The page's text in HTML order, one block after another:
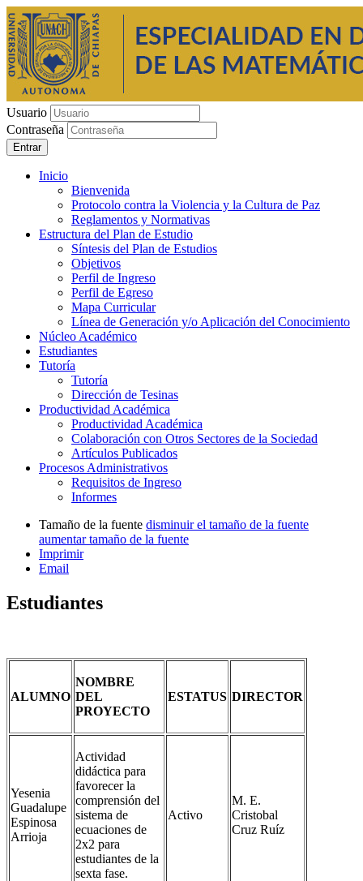
Usuario
Contraseña
Entrar
Inicio
Bienvenida
Protocolo contra la Violencia y la Cultura de Paz
Reglamentos y Normativas
Estructura del Plan de Estudio
Síntesis del Plan de Estudios
Objetivos
Perfil de Ingreso
Perfil de Egreso
Mapa Curricular
Línea de Generación y/o Aplicación del Conocimiento
Núcleo Académico
Estudiantes
Tutoría
Tutoría
Dirección de Tesinas
Productividad Académica
Productividad Académica
Colaboración con Otros Sectores de la Sociedad
Artículos Publicados
Procesos Administrativos
Requisitos de Ingreso
Informes
Tamaño de la fuente disminuir el tamaño de la fuente
aumentar tamaño de la fuente
Imprimir
Email
Estudiantes
ALUMNO
NOMBRE
DEL
PROYECTO
ESTATUS DIRECTOR
Yesenia
Guadalupe
Espinosa
Arrioja
Actividad
didáctica para
favorecer la
comprensión del
sistema de
ecuaciones de
2x2 para
estudiantes de la
sexta fase.
Activo
M. E.
Cristobal
Cruz Ruíz